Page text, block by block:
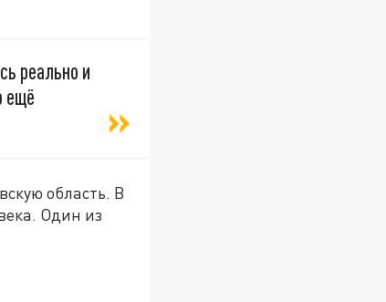
реально и
ещё
область. В
Один из